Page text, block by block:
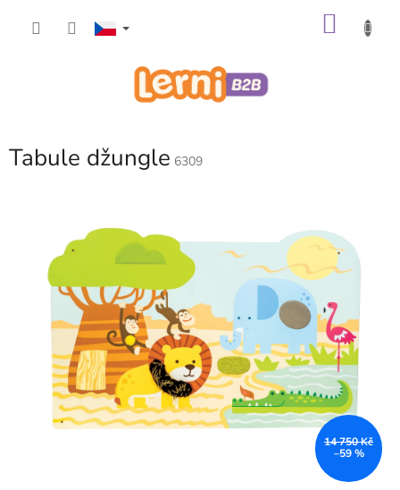
Tabule džungle 6309
14 750 Kč
–59 %